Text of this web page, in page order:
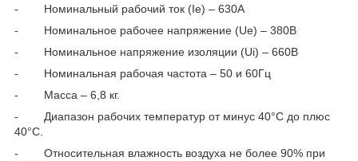
- Номинальный рабочий ток (Ie) – 630А
- Номинальное рабочее напряжение (Ue) – 380В
- Номинальное напряжение изоляции (Ui) – 660В
- Номинальная рабочая частота – 50 и 60Гц
- Масса – 6,8 кг.
- Диапазон рабочих температур от минус 40°С до плюс
40°С.
- Относительная влажность воздуха не более 90% при